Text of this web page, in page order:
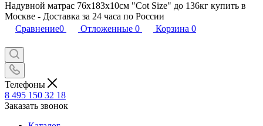
Надувной матрас 76х183х10см "Cot Size" до 136кг купить в
Москве - Доставка за 24 часа по России
Сравнение0 Отложенные 0 Корзина 0
Телефоны
8 495 150 32 18
Заказать звонок